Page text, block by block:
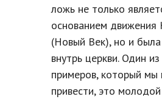
ложь не только
основанием
(Новый Век), но и была
внутрь церкви. Один
примеров, который
привести, это молодой